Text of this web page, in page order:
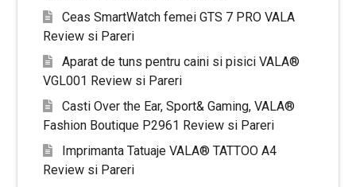
Ceas SmartWatch femei GTS 7 PRO VALA
Review si Pareri
Aparat de tuns pentru caini si pisici VALA®
VGL001 Review si Pareri
Casti Over the Ear, Sport& Gaming, VALA®
Fashion Boutique P2961 Review si Pareri
Imprimanta Tatuaje VALA® TATTOO A4
Review si Pareri